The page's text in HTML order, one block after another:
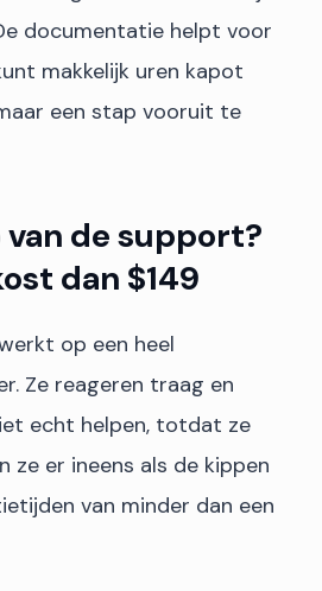
documentatie helpt voor
makkelijk uren kapot
een stap vooruit te
de support?
dan $149
op een heel
Ze reageren traag en
echt helpen, totdat ze
ze er ineens als de kippen
van minder dan een